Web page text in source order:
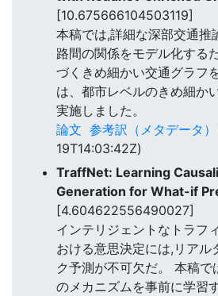
[10.675666104503119]
本稿では,詳細な深部交通推
路間の関係をモデル化する
づくきめ細かい交通グラフ
は、都市レベルのきめ細か
実施しました。
論文 参考訳（メタデータ）
19T14:03:42Z)
TraffNet: Learning
Generation for What-if
[4.604622556490027]
インテリジェントなトラフ
おける意思決定には,リアル
ク予測が不可欠だ。 本稿
のメカニズムを事前に学習